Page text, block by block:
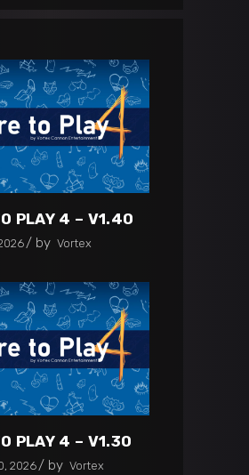
PLAY 4 – V1.40
by Vortex
PLAY 4 – V1.30
2026 by Vortex